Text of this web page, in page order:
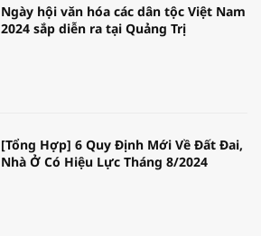
Ngày hội văn hóa các dân tộc Việt Nam
2024 sắp diễn ra tại Quảng Trị
[Tổng Hợp] 6 Quy Định Mới Về Đất Đai,
Nhà Ở Có Hiệu Lực Tháng 8/2024